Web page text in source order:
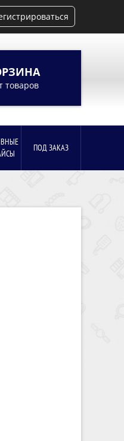
товаров
ПОД ЗАКАЗ